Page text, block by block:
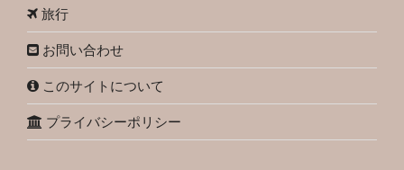
旅行
お問い合わせ
このサイトについて
プライバシーポリシー